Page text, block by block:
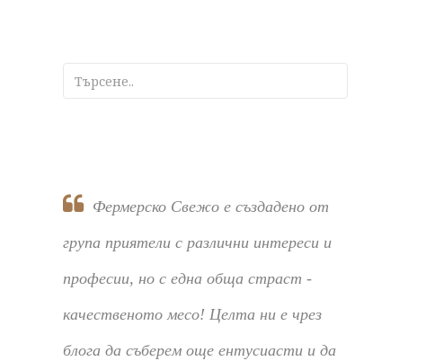
Фермерско Свежо е създадено от
група приятели с различни интереси и
професии, но с една обща страст -
качественото месо! Целта ни е чрез
блога да съберем още ентусиасти и да